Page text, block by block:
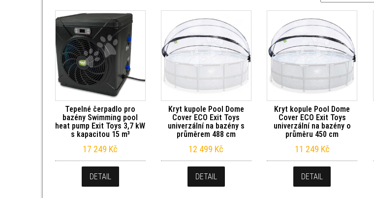
Tepelné čerpadlo pro
bazény Swimming pool
heat pump Exit Toys 3,7 kW
s kapacitou 15 m³
17 249 Kč
DETAIL
Kryt kupole Pool Dome
Cover ECO Exit Toys
univerzální na bazény s
průměrem 488 cm
12 499 Kč
DETAIL
Kryt kopule Pool Dome
Cover ECO Exit Toys
univerzální na bazény o
průměru 450 cm
11 249 Kč
DETAIL